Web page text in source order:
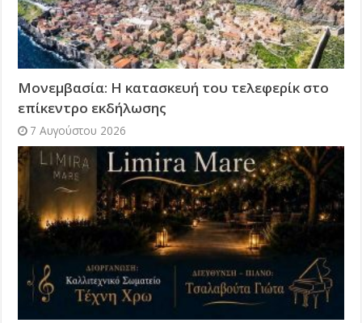
Μονεμβασία: Η κατασκευή του τελεφερίκ στο
επίκεντρο εκδήλωσης
7 Αυγούστου 2026